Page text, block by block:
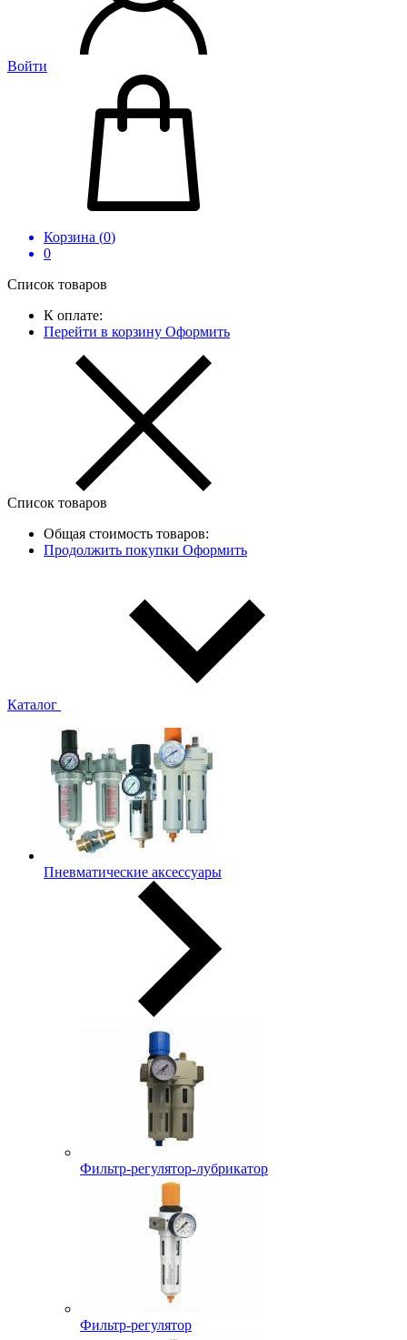
Войти
Корзина (0)
0
Список товаров
К оплате:
Перейти в корзину Оформить
Список товаров
Общая стоимость товаров:
Продолжить покупки Оформить
Каталог
Пневматические аксессуары
Фильтр-регулятор-лубрикатор
Фильтр-регулятор